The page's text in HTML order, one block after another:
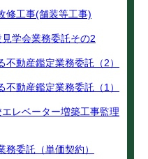
修工事(舗装等工事)
学会業務委託その2
動産鑑定業務委託（2）
動産鑑定業務委託（1）
レベーター増築工事監理
委託（単価契約）